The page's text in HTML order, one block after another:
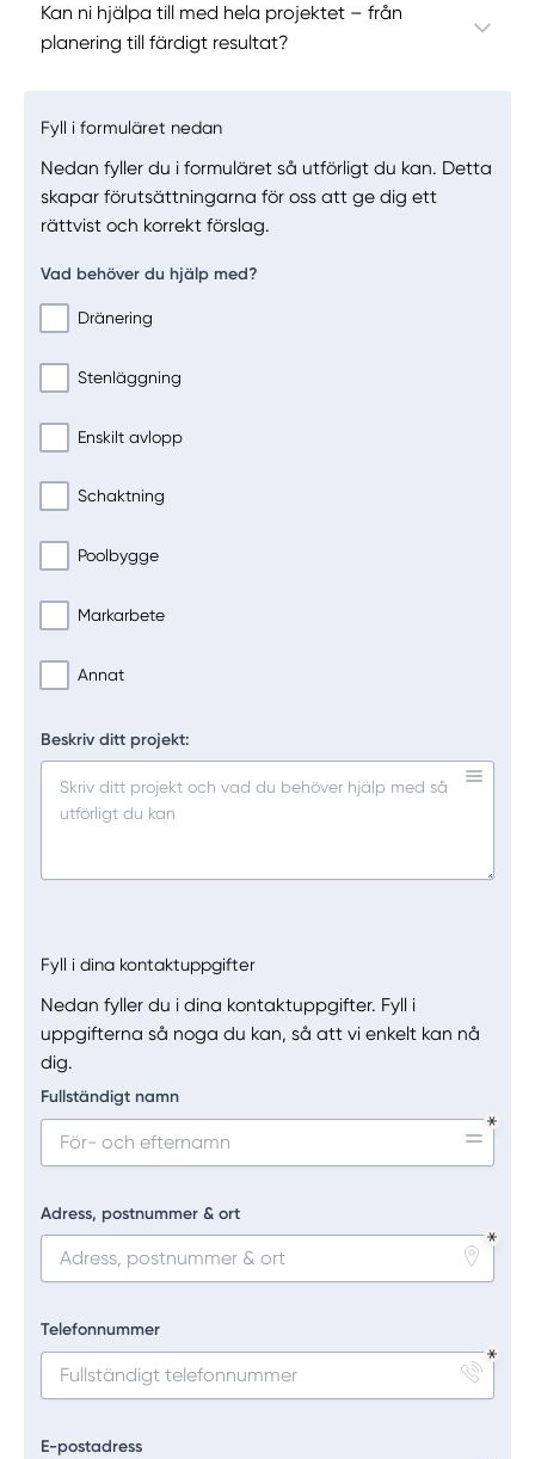
Kan ni hjälpa till med hela projektet – från
planering till färdigt resultat?
Fyll i formuläret nedan
Nedan fyller du i formuläret så utförligt du kan. Detta
skapar förutsättningarna för oss att ge dig ett
rättvist och korrekt förslag.
Vad behöver du hjälp med?
Dränering
Stenläggning
Enskilt avlopp
Schaktning
Poolbygge
Markarbete
Annat
Beskriv ditt projekt:
Fyll i dina kontaktuppgifter
Nedan fyller du i dina kontaktuppgifter. Fyll i
uppgifterna så noga du kan, så att vi enkelt kan nå
dig.
Fullständigt namn
Adress, postnummer & ort
Telefonnummer
E-postadress